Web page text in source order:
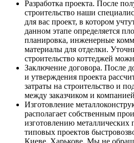
Разработка проекта. После
строительство наши
для вас проект, в котором
данном этапе определяется
планировка, инженерные
материалы для отделки.
строительство коттеджей
Заключение договора. После
и утверждения проекта
затраты на строительство и
между заказчиком и
Изготовление
располагает собственным
изготовлению металлических
типовых проектов